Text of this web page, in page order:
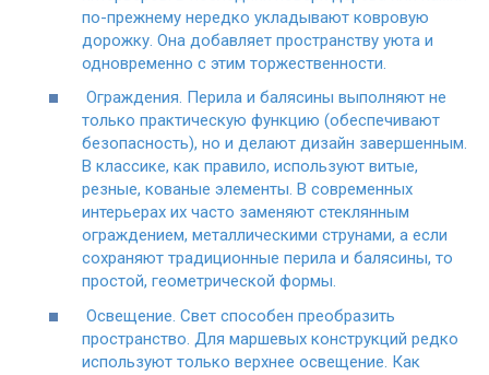
по-прежнему нередко укладывают ковровую
дорожку. Она добавляет пространству уюта и
одновременно с этим торжественности.
Ограждения. Перила и балясины выполняют не
только практическую функцию (обеспечивают
безопасность), но и делают дизайн завершенным.
В классике, как правило, используют витые,
резные, кованые элементы. В современных
интерьерах их часто заменяют стеклянным
ограждением, металлическими струнами, а если
сохраняют традиционные перила и балясины, то
простой, геометрической формы.
Освещение. Свет способен преобразить
пространство. Для маршевых конструкций редко
используют только верхнее освещение. Как